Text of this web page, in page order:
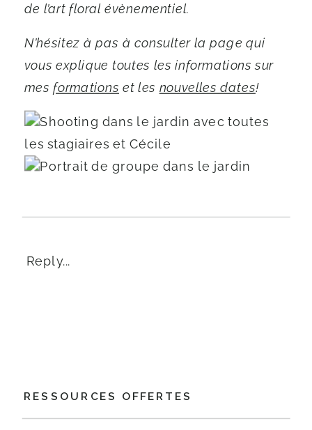
de l’art floral évènementiel.
N’hésitez à pas à consulter la page qui
vous explique toutes les informations sur
mesformations et les nouvelles dates!
Reply...
RESSOURCES OFFERTES